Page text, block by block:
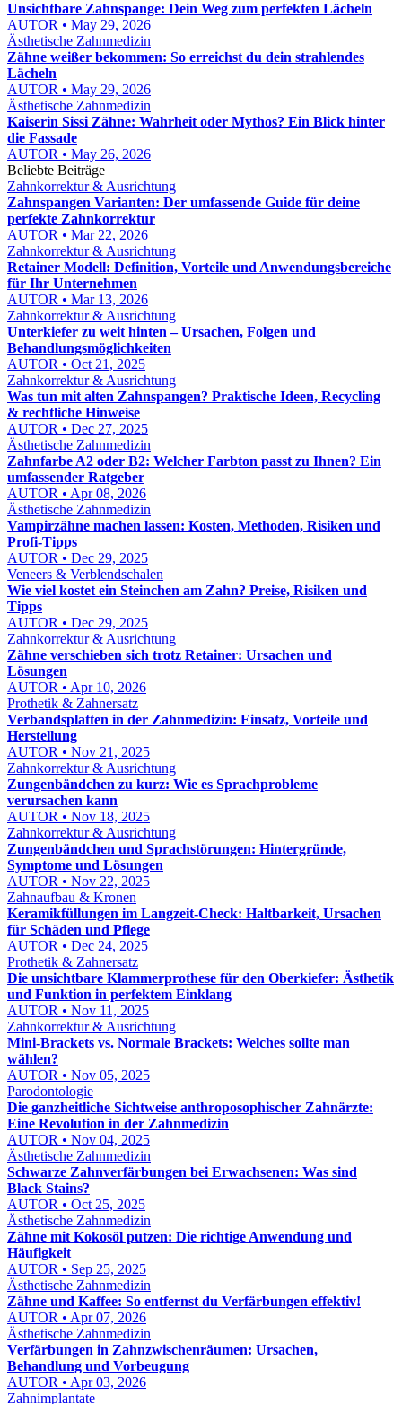
Unsichtbare Zahnspange: Dein Weg zum perfekten Lächeln
AUTOR • May 29, 2026
Ästhetische Zahnmedizin
Zähne weißer bekommen: So erreichst du dein strahlendes
Lächeln
AUTOR • May 29, 2026
Ästhetische Zahnmedizin
Kaiserin Sissi Zähne: Wahrheit oder Mythos? Ein Blick hinter
die Fassade
AUTOR • May 26, 2026
Beliebte Beiträge
Zahnkorrektur & Ausrichtung
Zahnspangen Varianten: Der umfassende Guide für deine
perfekte Zahnkorrektur
AUTOR • Mar 22, 2026
Zahnkorrektur & Ausrichtung
Retainer Modell: Definition, Vorteile und Anwendungsbereiche
für Ihr Unternehmen
AUTOR • Mar 13, 2026
Zahnkorrektur & Ausrichtung
Unterkiefer zu weit hinten – Ursachen, Folgen und
Behandlungsmöglichkeiten
AUTOR • Oct 21, 2025
Zahnkorrektur & Ausrichtung
Was tun mit alten Zahnspangen? Praktische Ideen, Recycling
& rechtliche Hinweise
AUTOR • Dec 27, 2025
Ästhetische Zahnmedizin
Zahnfarbe A2 oder B2: Welcher Farbton passt zu Ihnen? Ein
umfassender Ratgeber
AUTOR • Apr 08, 2026
Ästhetische Zahnmedizin
Vampirzähne machen lassen: Kosten, Methoden, Risiken und
Profi-Tipps
AUTOR • Dec 29, 2025
Veneers & Verblendschalen
Wie viel kostet ein Steinchen am Zahn? Preise, Risiken und
Tipps
AUTOR • Dec 29, 2025
Zahnkorrektur & Ausrichtung
Zähne verschieben sich trotz Retainer: Ursachen und
Lösungen
AUTOR • Apr 10, 2026
Prothetik & Zahnersatz
Verbandsplatten in der Zahnmedizin: Einsatz, Vorteile und
Herstellung
AUTOR • Nov 21, 2025
Zahnkorrektur & Ausrichtung
Zungenbändchen zu kurz: Wie es Sprachprobleme
verursachen kann
AUTOR • Nov 18, 2025
Zahnkorrektur & Ausrichtung
Zungenbändchen und Sprachstörungen: Hintergründe,
Symptome und Lösungen
AUTOR • Nov 22, 2025
Zahnaufbau & Kronen
Keramikfüllungen im Langzeit-Check: Haltbarkeit, Ursachen
für Schäden und Pflege
AUTOR • Dec 24, 2025
Prothetik & Zahnersatz
Die unsichtbare Klammerprothese für den Oberkiefer: Ästhetik
und Funktion in perfektem Einklang
AUTOR • Nov 11, 2025
Zahnkorrektur & Ausrichtung
Mini-Brackets vs. Normale Brackets: Welches sollte man
wählen?
AUTOR • Nov 05, 2025
Parodontologie
Die ganzheitliche Sichtweise anthroposophischer Zahnärzte:
Eine Revolution in der Zahnmedizin
AUTOR • Nov 04, 2025
Ästhetische Zahnmedizin
Schwarze Zahnverfärbungen bei Erwachsenen: Was sind
Black Stains?
AUTOR • Oct 25, 2025
Ästhetische Zahnmedizin
Zähne mit Kokosöl putzen: Die richtige Anwendung und
Häufigkeit
AUTOR • Sep 25, 2025
Ästhetische Zahnmedizin
Zähne und Kaffee: So entfernst du Verfärbungen effektiv!
AUTOR • Apr 07, 2026
Ästhetische Zahnmedizin
Verfärbungen in Zahnzwischenräumen: Ursachen,
Behandlung und Vorbeugung
AUTOR • Apr 03, 2026
Zahnimplantate